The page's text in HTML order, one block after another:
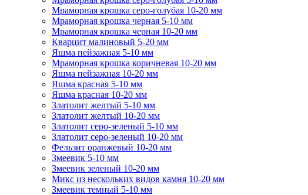
Мраморная крошка серо-голубая 10-20 мм
Мраморная крошка черная 5-10 мм
Мраморная крошка черная 10-20 мм
Кварцит малиновый 5-20 мм
Яшма пейзажная 5-10 мм
Мраморная крошка коричневая 10-20 мм
Яшма пейзажная 10-20 мм
Яшма красная 5-10 мм
Яшма красная 10-20 мм
Златолит желтый 5-10 мм
Златолит желтый 10-20 мм
Златолит серо-зеленый 5-10 мм
Златолит серо-зеленый 10-20 мм
Фельзит оранжевый 10-20 мм
Змеевик 5-10 мм
Змеевик зеленый 10-20 мм
Микс из нескольких видов камня 10-20 мм
Змеевик темный 5-10 мм